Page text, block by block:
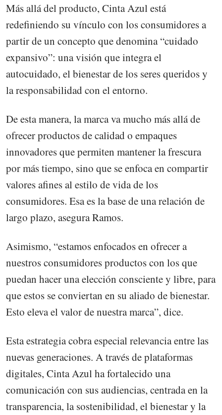
Más allá del producto, Cinta Azul está
redefiniendo su vínculo con los consumidores a
partir de un concepto que denomina “cuidado
expansivo”: una visión que integra el
autocuidado, el bienestar de los seres queridos y
la responsabilidad con el entorno.
De esta manera, la marca va mucho más allá de
ofrecer productos de calidad o empaques
innovadores que permiten mantener la frescura
por más tiempo, sino que se enfoca en compartir
valores afines al estilo de vida de los
consumidores. Esa es la base de una relación de
largo plazo, asegura Ramos.
Asimismo, “estamos enfocados en ofrecer a
nuestros consumidores productos con los que
puedan hacer una elección consciente y libre, para
que estos se conviertan en su aliado de bienestar.
Esto eleva el valor de nuestra marca”, dice.
Esta estrategia cobra especial relevancia entre las
nuevas generaciones. A través de plataformas
digitales, Cinta Azul ha fortalecido una
comunicación con sus audiencias, centrada en la
transparencia, la sostenibilidad, el bienestar y la